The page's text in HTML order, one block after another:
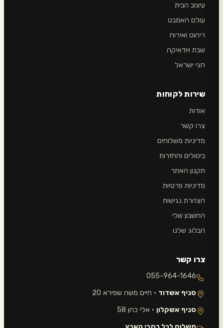
עיצוב הבית
עולם האמבט
ריהוט ואירוח
שבת ויודאיקה
חגי ישראל
שירות לקוחות
אודות
צרו קשר
מדיניות משלוחים
ביטולים והחזרות
תקנון האתר
מדיניות פרטיות
הצהרת נגישות
החשבון שלי
הבלוג שלנו
צרו קשר
055-964-1646
סניף אשדוד · חיים משה שפירא 20
סניף אשקלון · אלי כהן 58